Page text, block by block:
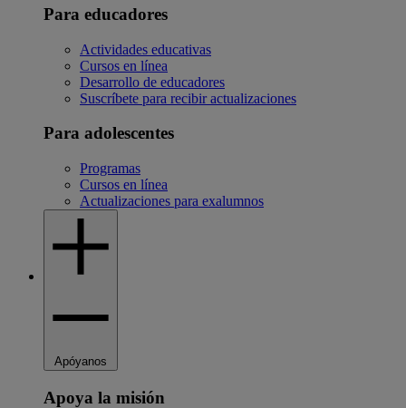
Para educadores
Actividades educativas
Cursos en línea
Desarrollo de educadores
Suscríbete para recibir actualizaciones
Para adolescentes
Programas
Cursos en línea
Actualizaciones para exalumnos
Apóyanos
Apoya la misión